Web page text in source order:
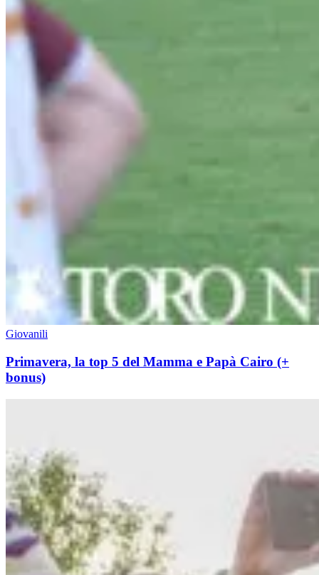
Giovanili
Primavera, la top 5 del Mamma e Papà Cairo (+
bonus)